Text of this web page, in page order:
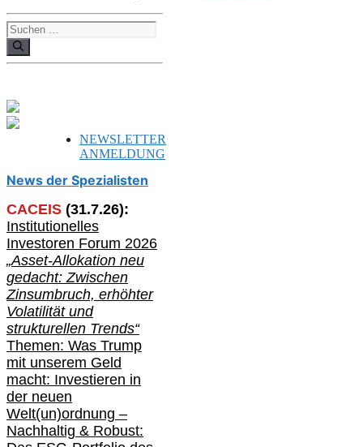
Suchen
nach:
NEWSLETTER
ANMELDUNG
News der Spezialisten
CACEIS (31.7.26):
Institutionelles
Investoren Forum 2026
„Asset-Allokation neu
gedacht: Zwischen
Zinsumbruch, erhöhter
Volatilität und
strukturellen Trends“
Themen: Was Trump
mit unserem Geld
macht: Investieren in
der neuen
Welt(un)ordnung –
Nachhaltig & Robust: